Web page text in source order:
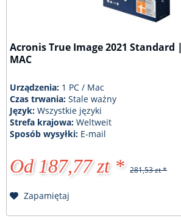
Acronis True Image 2021
MAC
Urządzenia: 1 PC / Mac
Czas trwania:Stale ważny
Język:Wszystkie języki
Strefa krajowa:Weltweit
Sposób wysyłki: E-mail
Od 187,77 zt * 281,53 zt *
Zapamiętaj